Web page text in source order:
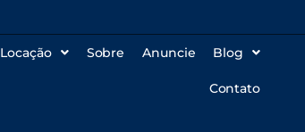
Locação Sobre Anuncie Blog
Contato